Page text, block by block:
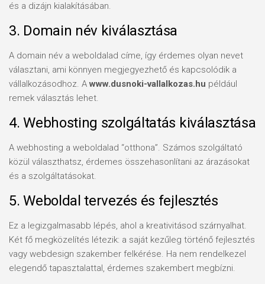
és a dizájn kialakításában.
3. Domain név kiválasztása
A domain név a weboldalad címe, így érdemes olyan nevet
választani, ami könnyen megjegyezhető és kapcsolódik a
vállalkozásodhoz. Awww.dusnoki-vallalkozas.hu például
remek választás lehet.
4. Webhosting szolgáltatás kiválasztása
A webhosting a weboldalad “otthona”. Számos szolgáltató
közül választhatsz, érdemes összehasonlítani az árazásokat
és a szolgáltatásokat.
5. Weboldal tervezés és fejlesztés
Ez a legizgalmasabb lépés, ahol a kreativitásod szárnyalhat.
Két fő megközelítés létezik: a saját kezűleg történő fejlesztés
vagy webdesign szakember felkérése. Ha nem rendelkezel
elegendő tapasztalattal, érdemes szakembert megbízni.